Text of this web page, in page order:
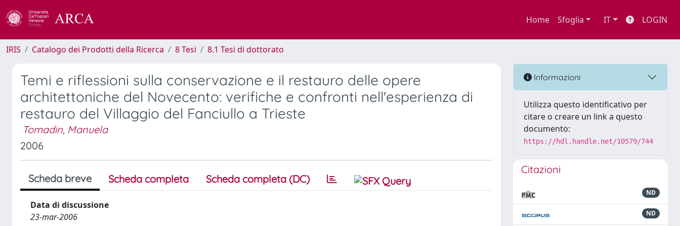
Home Sfoglia IT LOGIN
IRIS Catalogo dei Prodotti della Ricerca 8 Tesi 8.1 Tesi di dottorato
Temi e riflessioni sulla conservazione e il restauro delle opere
architettoniche del Novecento: verifiche e confronti nell'esperienza di
restauro del Villaggio del Fanciullo a Trieste
Tomadin, Manuela
2006
Scheda breve Scheda completa Scheda completa (DC)
Data di discussione
23-mar-2006
Informazioni
Utilizza questo identificativo per
citare o creare un link a questo
documento:
https://hdl.handle.net/10579/744
Citazioni
ND
ND